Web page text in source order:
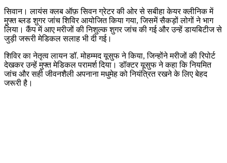
सिवान। लायंस क्लब ऑफ़ सिवन ग्रेटर की ओर से सबीहा केयर क्लीनिक में
मुफ्त ब्लड शुगर जांच शिविर आयोजित किया गया, जिसमें सैकड़ों लोगों ने भाग
लिया। कैंप में आए मरीजों की निशुल्क शुगर जांच की गई और उन्हें डायबिटीज से
जुड़ी जरूरी मेडिकल सलाह भी दी गई।
शिविर का नेतृत्व लायन डॉ. मोहम्मद यूसुफ ने किया, जिन्होंने मरीजों की रिपोर्ट
देखकर उन्हें मुफ्त मेडिकल परामर्श दिया। डॉक्टर यूसुफ ने कहा कि नियमित
जांच और सही जीवनशैली अपनाना मधुमेह को नियंत्रित रखने के लिए बेहद
जरूरी है।